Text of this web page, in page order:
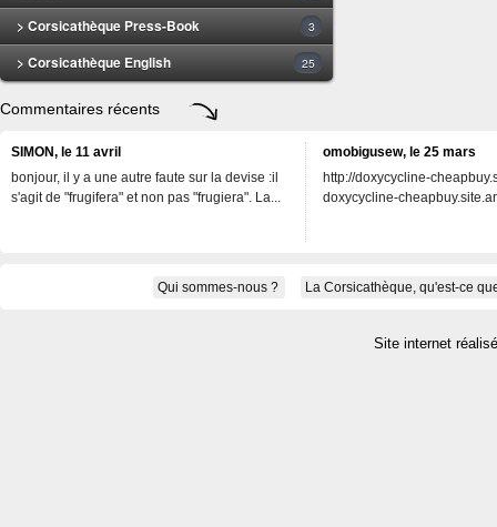
> Corsicathèque Press-Book 3
> Corsicathèque English 25
Commentaires récents
SIMON, le 11 avril
bonjour, il y a une autre faute sur la devise :il
s'agit de "frugifera" et non pas "frugiera". La...
omobigusew, le 25 mars
http://doxycycline-
doxycycline-
Qui sommes-nous ? La Corsicathèque, qu'est-ce
Site internet